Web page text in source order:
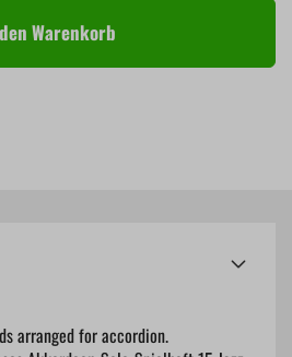
Warenkorb
arranged for accordion.